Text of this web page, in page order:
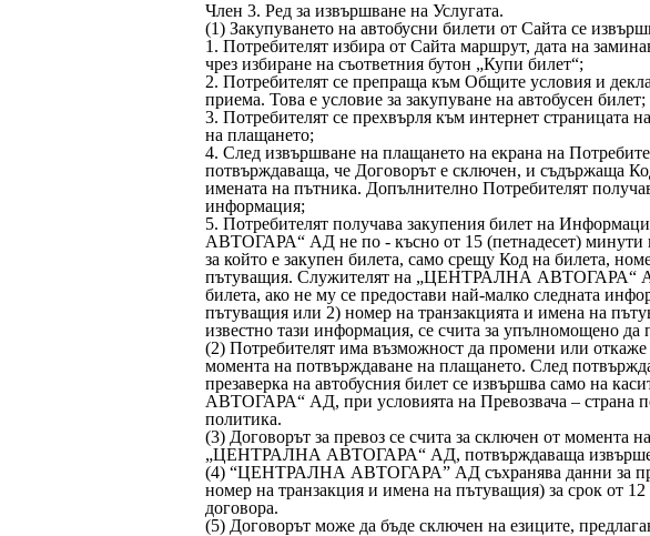
Член 3. Ред за извършване на Услугата.
(1) Закупуването на автобусни билети от Сайта се
1. Потребителят избира от Сайта маршрут, дата на
чрез избиране на съответния бутон „Купи билет“;
2. Потребителят се препраща към Общите условия и
приема. Това е условие за закупуване на автобусен билет;
3. Потребителят се прехвърля към интернет страницата
на плащането;
4. След извършване на плащането на екрана на
потвърждаваща, че Договорът е сключен, и съдържаща
имената на пътника. Допълнително Потребителят
информация;
5. Потребителят получава закупения билет на
АВТОГАРА“ АД не по - късно от 15 (петнадесет) минути
за който е закупен билета, само срещу Код на билета,
пътуващия. Служителят на „ЦЕНТРАЛНА АВТОГАРА“
билета, ако не му се предостави най-малко следната
пътуващия или 2) номер на транзакцията и имена на
известно тази информация, се счита за упълномощено да
(2) Потребителят има възможност да промени или откаже
момента на потвърждаване на плащането. След
презаверка на автобусния билет се извършва само на
АВТОГАРА“ АД, при условията на Превозвача – страна
политика.
(3) Договорът за превоз се счита за сключен от момента
„ЦЕНТРАЛНА АВТОГАРА“ АД, потвърждаваща
(4) “ЦЕНТРАЛНА АВТОГАРА” АД съхранява данни за
номер на транзакция и имена на пътуващия) за срок от
договора.
(5) Договорът може да бъде сключен на езиците,